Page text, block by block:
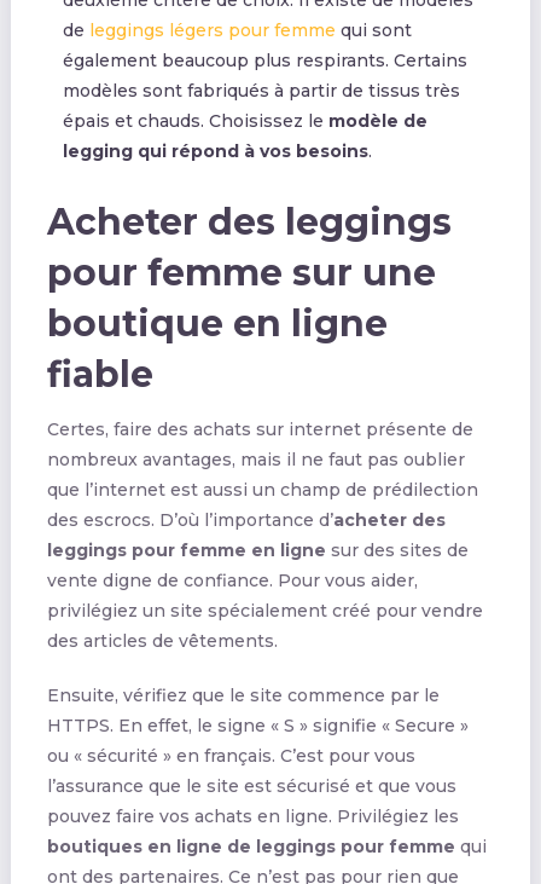
de leggings légers pour femme qui sont
également beaucoup plus respirants. Certains
modèles sont fabriqués à partir de tissus très
épais et chauds. Choisissez le modèle de
legging qui répond à vos besoins.
Acheter des leggings
pour femme sur une
boutique en ligne
fiable
Certes, faire des achats sur internet présente de
nombreux avantages, mais il ne faut pas oublier
que l’internet est aussi un champ de prédilection
des escrocs. D’où l’importance d’acheter des
leggings pour femme en ligne sur des sites de
vente digne de confiance. Pour vous aider,
privilégiez un site spécialement créé pour vendre
des articles de vêtements.
Ensuite, vérifiez que le site commence par le
HTTPS. En effet, le signe « S » signifie « Secure »
ou « sécurité » en français. C’est pour vous
l’assurance que le site est sécurisé et que vous
pouvez faire vos achats en ligne. Privilégiez les
boutiques en ligne de leggings pour femme qui
ont des partenaires. Ce n’est pas pour rien que